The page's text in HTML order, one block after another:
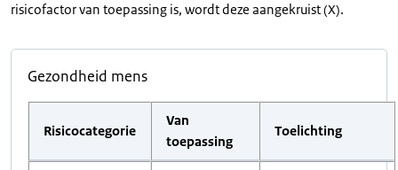
risicofactor van toepassing is, wordt deze aangekruist (X).
Gezondheid mens
Risicocategorie
Van
toepassing
Toelichting